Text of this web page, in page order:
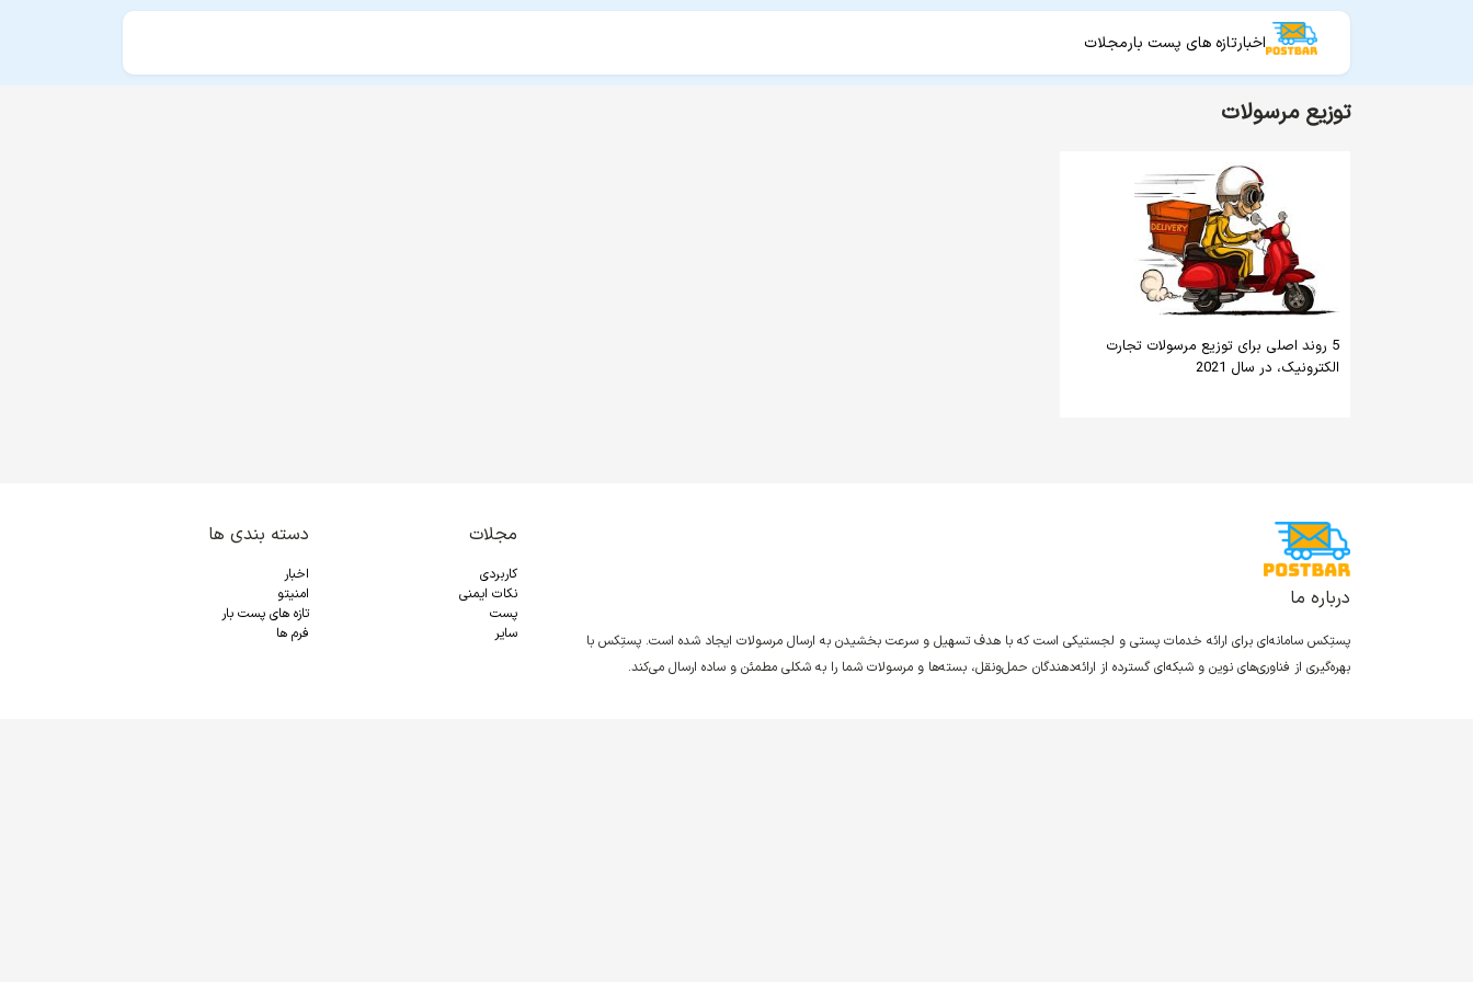
اخبارتازه های پست بارمجلات
توزیع مرسولات
5 روند اصلی برای توزیع مرسولات تجارت
الکترونیک، در سال 2021
درباره ما
پستِکس سامانه‌ای برای ارائه خدمات پستی و لجستیکی است که با هدف تسهیل و سرعت بخشیدن به ارسال مرسولات ایجاد شده است. پستِکس با
بهره‌گیری از فناوری‌های نوین و شبکه‌ای گسترده از ارائه‌دهندگان حمل‌ونقل، بسته‌ها و مرسولات شما را به شکلی مطمئن و ساده ارسال می‌کند.
مجلات
کاربردی
نکات ایمنی
پست
سایر
دسته بندی ها
اخبار
امنیتو
تازه های پست بار
فرم ها